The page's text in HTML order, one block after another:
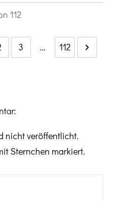
112
3 ... 112
nicht veröffentlicht.
Sternchen markiert.